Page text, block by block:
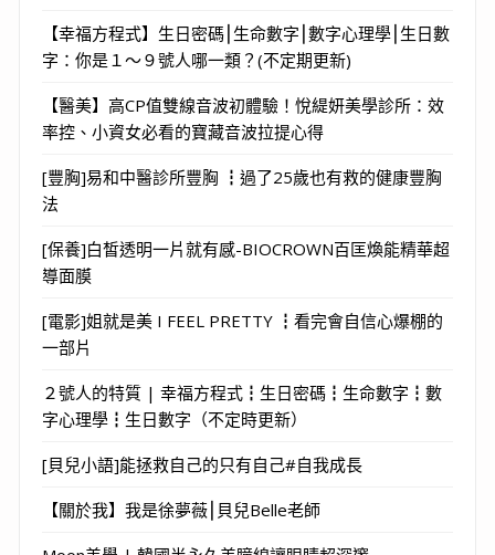
【幸福方程式】生日密碼⎮生命數字⎮數字心理學⎮生日數
字：你是１～９號人哪一類？(不定期更新)
【醫美】高CP值雙線音波初體驗！悅緹妍美學診所：效
率控、小資女必看的寶藏音波拉提心得
[豐胸]易和中醫診所豐胸 ┇過了25歲也有救的健康豐胸
法
[保養]白皙透明一片就有感-BIOCROWN百匡煥能精華超
導面膜
[電影]姐就是美 I FEEL PRETTY ┇看完會自信心爆棚的
一部片
２號人的特質 | 幸福方程式┇生日密碼┇生命數字┇數
字心理學┇生日數字（不定時更新）
[貝兒小語]能拯救自己的只有自己#自我成長
【關於我】我是徐夢薇⎮貝兒Belle老師